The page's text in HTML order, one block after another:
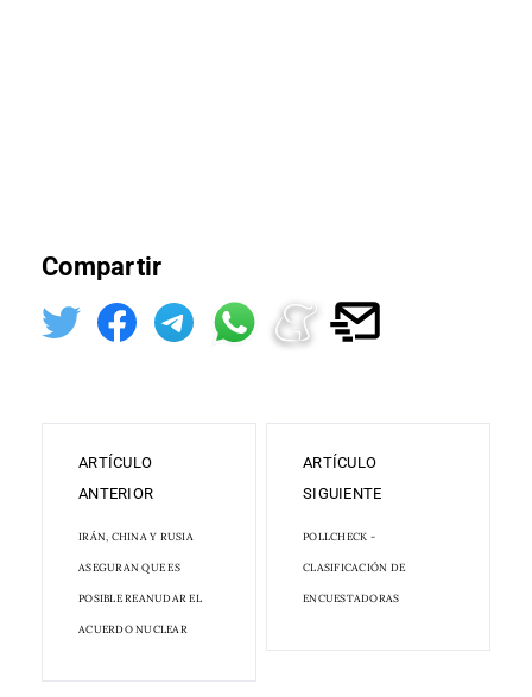
Compartir
ARTÍCULO
ANTERIOR
IRÁN, CHINA Y RUSIA
ASEGURAN QUE ES
POSIBLE REANUDAR EL
ACUERDO NUCLEAR
ARTÍCULO
SIGUIENTE
POLLCHECK -
CLASIFICACIÓN DE
ENCUESTADORAS